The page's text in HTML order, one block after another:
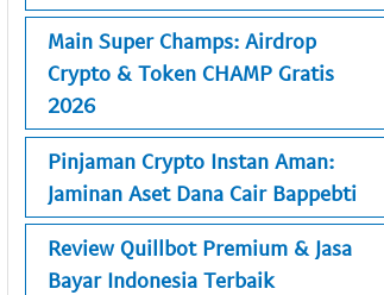
Main Super Champs: Airdrop
Crypto & Token CHAMP Gratis
2026
Pinjaman Crypto Instan Aman:
Jaminan Aset Dana Cair Bappebti
Review Quillbot Premium & Jasa
Bayar Indonesia Terbaik